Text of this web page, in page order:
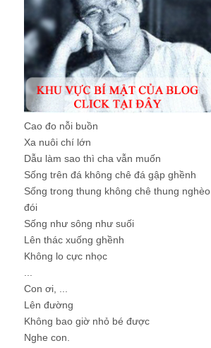
Cao đo nỗi buồn
Xa nuôi chí lớn
Dẫu làm sao thì cha vẫn muốn
Sống trên đá không chê đá gập ghềnh
Sống trong thung không chê thung nghèo
đói
Sống như sông như suối
Lên thác xuống ghềnh
Không lo cực nhọc
Con ơi, ...
Lên đường
Không bao giờ nhỏ bé được
Nghe con.